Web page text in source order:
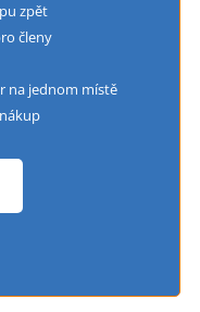
zpět
členy
na jednom místě